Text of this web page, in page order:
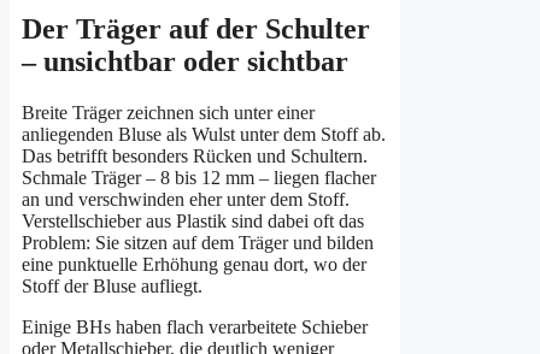
Der Träger auf der Schulter
– unsichtbar oder sichtbar
Breite Träger zeichnen sich unter einer
anliegenden Bluse als Wulst unter dem Stoff ab.
Das betrifft besonders Rücken und Schultern.
Schmale Träger – 8 bis 12 mm – liegen flacher
an und verschwinden eher unter dem Stoff.
Verstellschieber aus Plastik sind dabei oft das
Problem: Sie sitzen auf dem Träger und bilden
eine punktuelle Erhöhung genau dort, wo der
Stoff der Bluse aufliegt.
Einige BHs haben flach verarbeitete Schieber
oder Metallschieber, die deutlich weniger